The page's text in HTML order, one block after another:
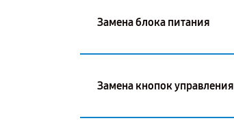
Замена блока питания
Замена кнопок управления